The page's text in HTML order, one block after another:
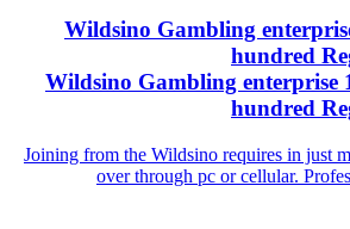
Wildsino Gambling
hundred
Joining from the Wildsino requires in just
over through pc or cellular.